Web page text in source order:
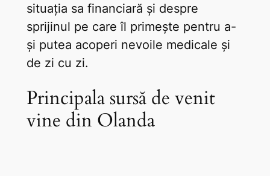
situația sa financiară și despre
sprijinul pe care îl primește pentru a-
și putea acoperi nevoile medicale și
de zi cu zi.
Principala sursă de venit
vine din Olanda